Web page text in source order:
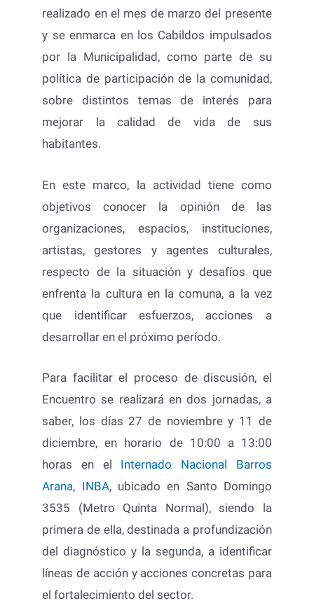
realizado en el mes de marzo del presente
y se enmarca en los Cabildos impulsados
por la Municipalidad, como parte de su
política de participación de la comunidad,
sobre distintos temas de interés para
mejorar la calidad de vida de sus
habitantes.
En este marco, la actividad tiene como
objetivos conocer la opinión de las
organizaciones, espacios, instituciones,
artistas, gestores y agentes culturales,
respecto de la situación y desafíos que
enfrenta la cultura en la comuna, a la vez
que identificar esfuerzos, acciones a
desarrollar en el próximo período.
Para facilitar el proceso de discusión, el
Encuentro se realizará en dos jornadas, a
saber, los días 27 de noviembre y 11 de
diciembre, en horario de 10:00 a 13:00
horas en el Internado Nacional Barros
Arana, INBA, ubicado en Santo Domingo
3535 (Metro Quinta Normal), siendo la
primera de ella, destinada a profundización
del diagnóstico y la segunda, a identificar
líneas de acción y acciones concretas para
el fortalecimiento del sector.